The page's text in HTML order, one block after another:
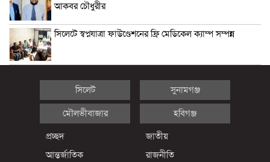
আকবর চৌধুরীর
সিলেটে স্বপ্নযাত্রা ফাউণ্ডেশনের ফ্রি মেডিকেল ক্যাম্প সম্পন্ন
সিলেট সুনামগঞ্জ
মৌলভীবাজার হবিগঞ্জ
প্রচ্ছদ
জাতীয়
আন্তর্জাতিক
রাজনীতি